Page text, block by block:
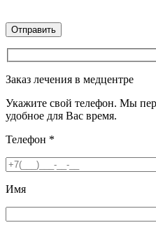
Заказ лечения в медцентре
Укажите свой телефон. Мы
удобное для Вас время.
Телефон *
Имя